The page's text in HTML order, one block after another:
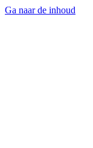
Ga naar de inhoud